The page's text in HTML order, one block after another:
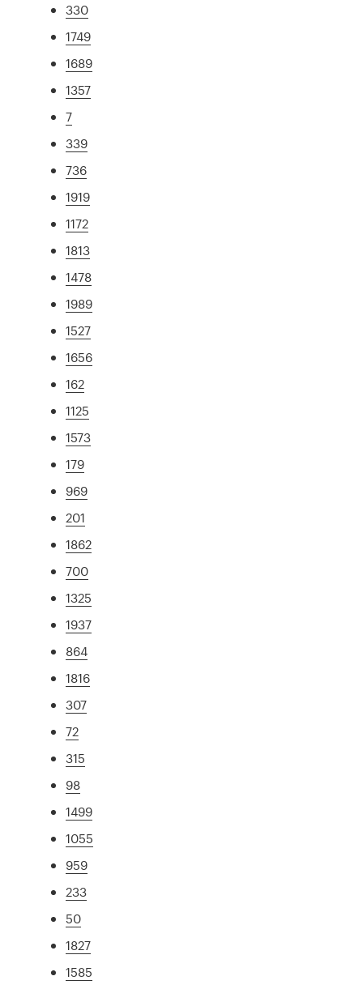
330
1749
1689
1357
7
339
736
1919
1172
1813
1478
1989
1527
1656
162
1125
1573
179
969
201
1862
700
1325
1937
864
1816
307
72
315
98
1499
1055
959
233
50
1827
1585